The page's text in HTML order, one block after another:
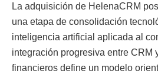
La adquisición de HelenaCRM
una etapa de consolidación
inteligencia artificial aplicada al
integración progresiva entre CRM
financieros define un modelo